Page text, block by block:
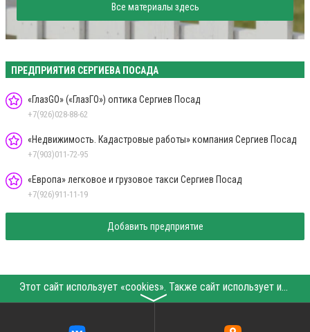
Все материалы здесь
ПРЕДПРИЯТИЯ СЕРГИЕВА ПОСАДА
«ГлазGO» («ГлазГО») оптика Сергиев Посад
+7(926)028-88-62
«Недвижимость. Кадастровые работы» компания Сергиев Посад
+7(903)011-72-95
«Европа» легковое и грузовое такси Сергиев Посад
+7(926)911-11-19
Добавить предприятие
Этот сайт использует «cookies». Также сайт использует интернет-сервис для сбора технических данных касательно посетителей с целью получения маркетинговой и статистической информации. Условия обработки данных посетителей сайта см.
〉